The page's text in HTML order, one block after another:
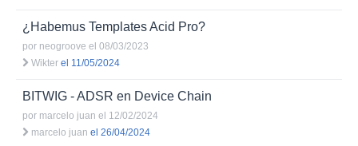
¿Habemus Templates Acid Pro?
por neogroove el 08/03/2023
Wikter el 11/05/2024
BITWIG - ADSR en Device Chain
por marcelo juan el 12/02/2024
marcelo juan el 26/04/2024